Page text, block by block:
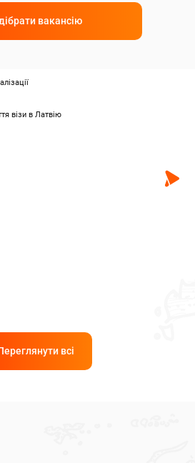
візи в Латвію
всі
вакансію